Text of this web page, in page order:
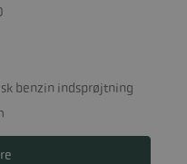
benzin indsprøjtning